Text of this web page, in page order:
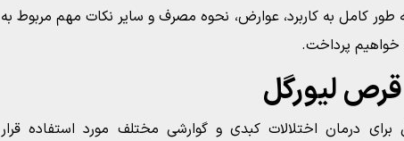
طور کامل به کاربرد، عوارض، نحوه مصرف و سایر نکات مهم مربوط به
پرداخت.
قرص لیورگل
برای درمان اختلالات کبدی و گوارشی مختلف مورد استفاده قرار